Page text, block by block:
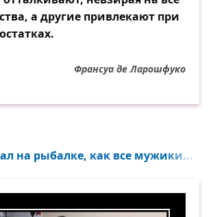
а другие привлекают при
Франсуа де Ларошфуко
на рыбалке, как все мужики...